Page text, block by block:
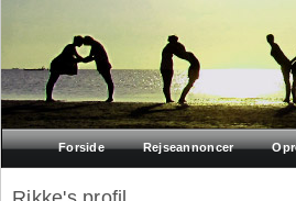
Forside Rejseannoncer